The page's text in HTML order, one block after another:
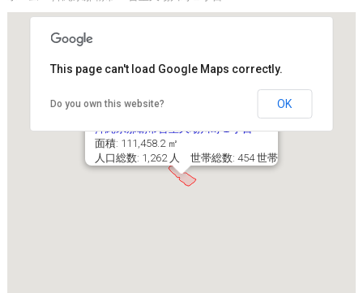
沖縄県那覇市首里久場川町１丁目
面積: 111,458.2 ㎡
人口総数: 1,262 人 世帯総数: 454 世帯
This page can't load Google Maps correctly.
Do you own this website? OK